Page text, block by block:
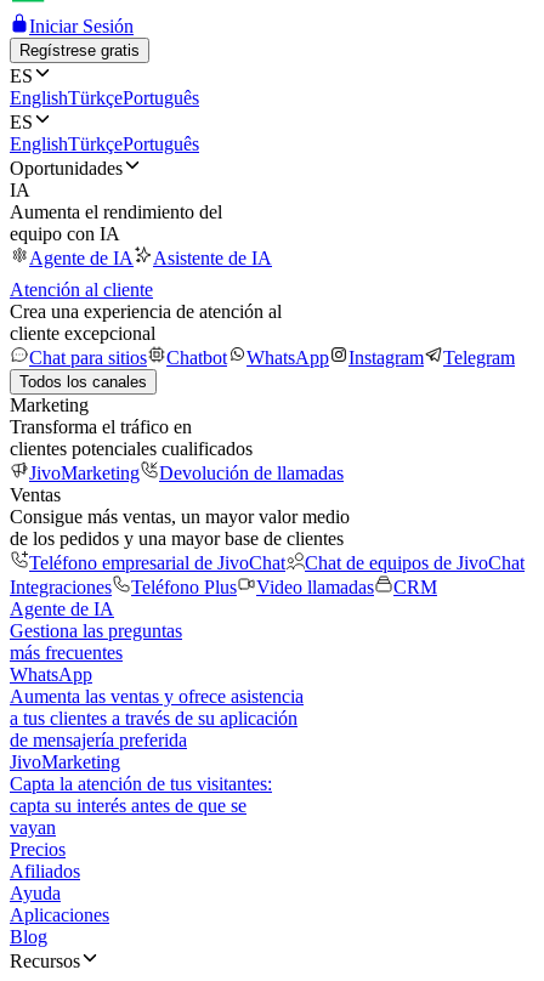
Iniciar Sesión
Regístrese gratis
ES
EnglishTürkçePortuguês
ES
EnglishTürkçePortuguês
Oportunidades
IA
Aumenta el rendimiento del
equipo con IA
Agente de IA
Asistente de IA
Atención al cliente
Crea una experiencia de atención al
cliente excepcional
Chat para sitios
Chatbot WhatsApp Instagram Telegram
Todos los canales
Marketing
Transforma el tráfico en
clientes potenciales cualificados
JivoMarketing
Devolución de llamadas
Ventas
Consigue más ventas, un mayor valor medio
de los pedidos y una mayor base de clientes
Teléfono empresarial de JivoChat
Chat de equipos de JivoChat
Integraciones
Teléfono Plus Video llamadas
CRM
Agente de IA
Gestiona las preguntas
más frecuentes
WhatsApp
Aumenta las ventas y ofrece asistencia
a tus clientes a través de su aplicación
de mensajería preferida
JivoMarketing
Capta la atención de tus visitantes:
capta su interés antes de que se
vayan
Precios
Afiliados
Ayuda
Aplicaciones
Blog
Recursos